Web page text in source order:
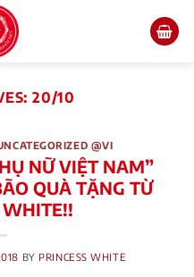
20/10
@VI
NỮ VIỆT NAM”
QUÀ TẶNG TỪ
WHITE!!
BY PRINCESS WHITE